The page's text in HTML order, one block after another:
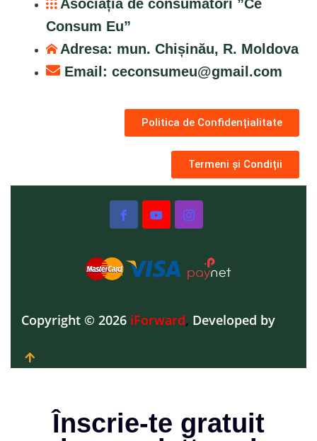
Asociația de consumatori ”Ce
Consum Eu”
Adresa: mun. Chișinău, R. Moldova
Email: ceconsumeu@gmail.com
Politica de Confidențialitate
Termeni și Condiții
Copyright © 2026 iForward, Developed by
Înscrie-te gratuit